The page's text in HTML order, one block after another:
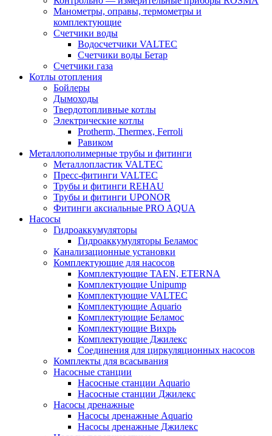
Манометры, оправы, термометры и
комплектующие
Счетчики воды
Водосчетчики VALTEC
Счетчики воды Бетар
Счетчики газа
Котлы отопления
Бойлеры
Дымоходы
Твердотопливные котлы
Электрические котлы
Protherm, Thermex, Ferroli
Равиком
Металлополимерные трубы и фитинги
Металлопластик VALTEC
Пресс-фитинги VALTEC
Трубы и фитинги REHAU
Трубы и фитинги UРONOR
Фитинги аксиальные PRO AQUA
Насосы
Гидроаккумуляторы
Гидроаккумуляторы Беламос
Канализационные установки
Комплектующие для насосов
Комплектующие TAEN, ETERNA
Комплектующие Unipump
Комплектующие VALTEC
Комплектующие Аquario
Комплектующие Беламос
Комплектующие Вихрь
Комплектующие Джилекс
Соединения для циркуляционных насосов
Комплекты для всасывания
Насосные станции
Насосные станции Аquario
Насосные станции Джилекс
Насосы дренажные
Насосы дренажные Аquario
Насосы дренажные Джилекс